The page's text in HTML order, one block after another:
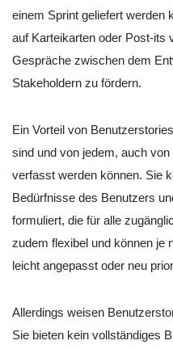
einem Sprint geliefert werden
auf Karteikarten oder Post-its
Gespräche zwischen dem
Stakeholdern zu fördern.
Ein Vorteil von
sind und von jedem, auch
verfasst werden können. Sie
Bedürfnisse des Benutzers
formuliert, die für alle
zudem flexibel und können je
leicht angepasst oder neu
Allerdings weisen
Sie bieten kein vollständiges